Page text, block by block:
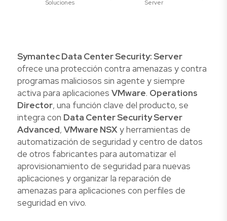
Soluciones
Server
Symantec Data Center Security: Server
ofrece una protección contra amenazas y contra
programas maliciosos sin agente y siempre
activa para aplicaciones VMware. Operations
Director, una función clave del producto, se
integra con Data Center Security Server
Advanced, VMware NSXy herramientas de
automatización de seguridad y centro de datos
de otros fabricantes para automatizar el
aprovisionamiento de seguridad para nuevas
aplicaciones y organizar la reparación de
amenazas para aplicaciones con perfiles de
seguridad en vivo.